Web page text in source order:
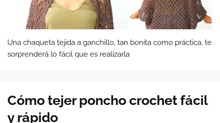
Una chaqueta tejida a ganchillo, tan bonita como práctica, te
sorprenderá lo fácil que es realizarla
Cómo tejer poncho crochet fácil
y rápido